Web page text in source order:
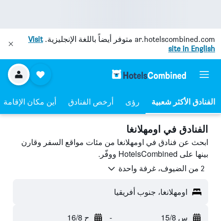
ar.hotelscombined.com متوفر أيضاً باللغة الإنجليزية.Visit
site in English
رؤى أرخص الفنادق أين مكان الإقامة
الفنادق في اومهلانغا
ابحث عن فنادق في اومهلانغا من مئات مواقع السفر وقارن
بينها على HotelsCombined ووفّر.
2 من الضيوف، غرفة واحدة
اومهلانغا، جنوب أفريقيا
س 15/8 - ح 16/8